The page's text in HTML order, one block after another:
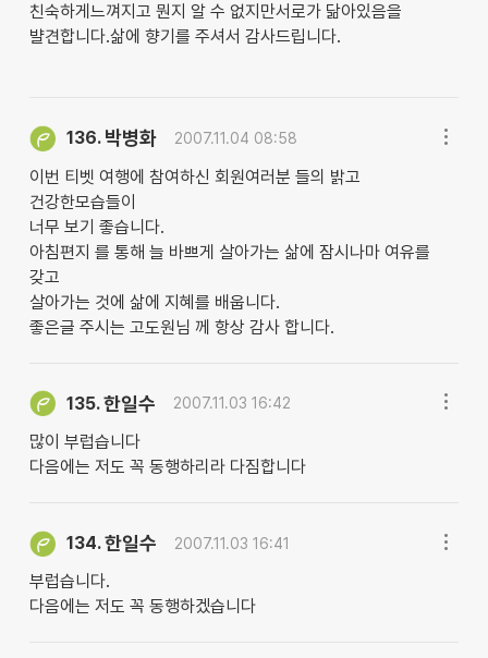
친숙하게느껴지고 뭔지 알 수 없지만서로가 닮아있음을
뱔견합니다.삶에 향기를 주셔서 감사드립니다.
136. 박병화 2007.11.04 08:58
이번 티벳 여행에 참여하신 회원여러분 들의 밝고
건강한모습들이
너무 보기 좋습니다.
아침편지 를 통해 늘 바쁘게 살아가는 삶에 잠시나마 여유를
갖고
살아가는 것에 삶에 지혜를 배웁니다.
좋은글 주시는 고도원님 께 항상 감사 합니다.
135.한일수 2007.11.03 16:42
많이 부럽습니다
다음에는 저도 꼭 동행하리라 다짐합니다
134.한일수 2007.11.03 16:41
부럽습니다.
다음에는 저도 꼭 동행하겠습니다